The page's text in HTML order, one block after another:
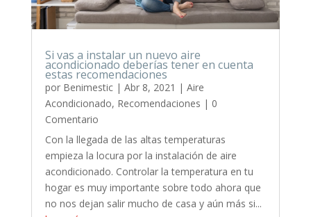
Si vas a instalar un nuevo aire
acondicionado deberías tener en cuenta
estas recomendaciones
por Benimestic| Abr 8, 2021 | Aire
Acondicionado, Recomendaciones | 0
Comentario
Con la llegada de las altas temperaturas
empieza la locura por la instalación de aire
acondicionado. Controlar la temperatura en tu
hogar es muy importante sobre todo ahora que
no nos dejan salir mucho de casa y aún más si...